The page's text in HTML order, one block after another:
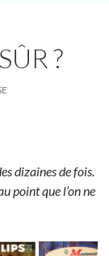
?
dizaines de fois.
point que l’on ne